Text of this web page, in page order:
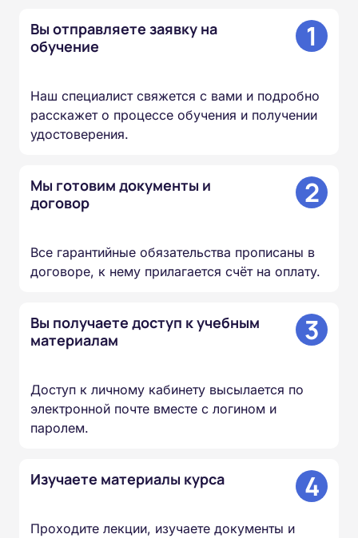
Вы отправляете заявку на
обучение
1
Наш специалист свяжется с вами и подробно
расскажет о процессе обучения и получении
удостоверения.
Мы готовим документы и
договор
2
Все гарантийные обязательства прописаны в
договоре, к нему прилагается счёт на оплату.
Вы получаете доступ к учебным
материалам
3
Доступ к личному кабинету высылается по
электронной почте вместе с логином и
паролем.
Изучаете материалы курса 4
Проходите лекции, изучаете документы и